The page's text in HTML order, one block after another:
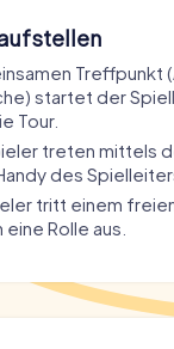
Treffpunkt
startet der
Tour.
treten mittels
des
tritt einem
Rolle aus.